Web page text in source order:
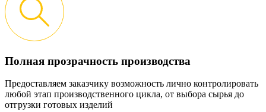
Полная прозрачность производства
Предоставляем заказчику возможность лично контролировать
любой этап производственного цикла, от выбора сырья до
отгрузки готовых изделий